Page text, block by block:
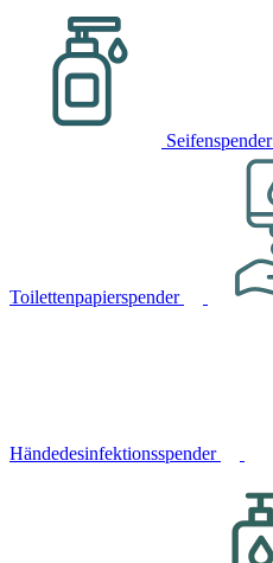
Seifenspender
Toilettenpapierspender
Händedesinfektionsspender